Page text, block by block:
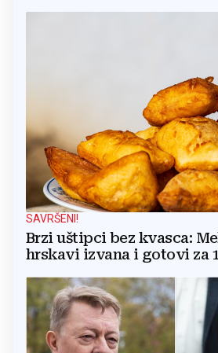
SAVRŠENI!
Brzi uštipci bez kvasca:
hrskavi izvana i gotovi za